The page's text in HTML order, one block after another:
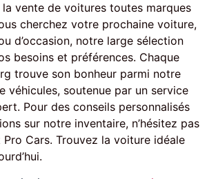
vente de voitures toutes marques
cherchez votre prochaine voiture,
d’occasion, notre large sélection
besoins et préférences. Chaque
trouve son bonheur parmi notre
véhicules, soutenue par un service
Pour des conseils personnalisés
sur notre inventaire, n’hésitez pas
Cars. Trouvez la voiture idéale